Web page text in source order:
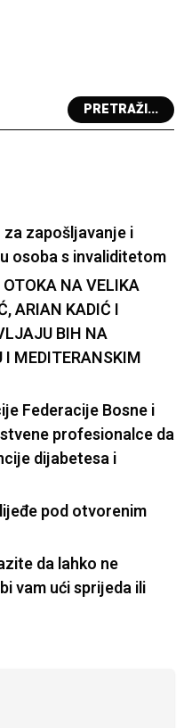
PRETRAŽI...
za zapošljavanje i
osoba s invaliditetom
NA VELIKA
ARIAN KADIĆ I
BIH NA
I MEDITERANSKIM
Federacije Bosne i
profesionalce da
dijabetesa i
pod otvorenim
da lahko ne
vam ući sprijeda ili